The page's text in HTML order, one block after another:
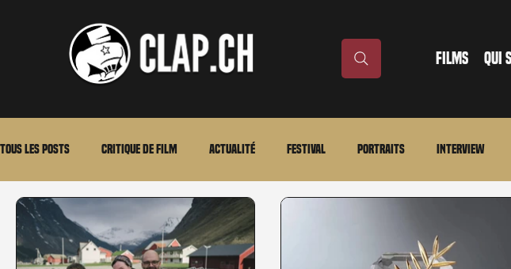
FILMS QUI
Tous les posts Critique de film Actualité Festival Portraits Interview
Laurent Scherlen Memento En bref